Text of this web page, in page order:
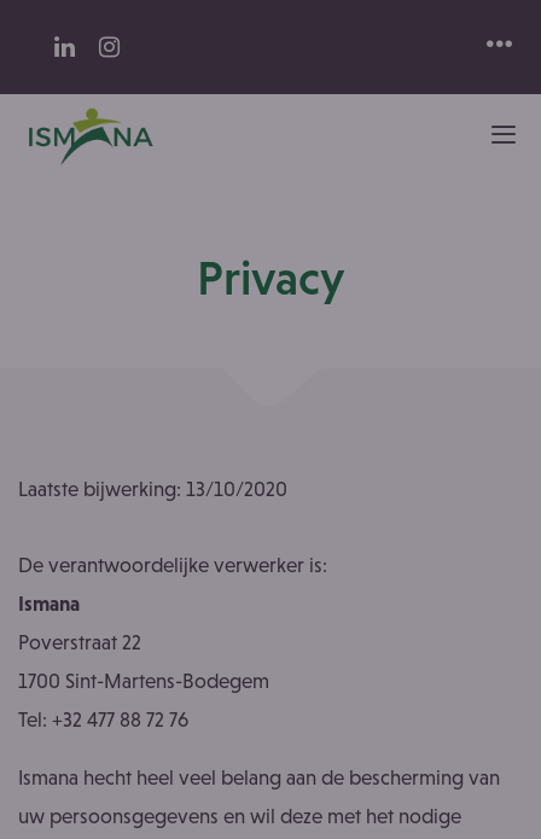
Privacy
Laatste bijwerking: 13/10/2020
De verantwoordelijke verwerker is:
Ismana
Poverstraat 22
1700 Sint-Martens-Bodegem
Tel: +32 477 88 72 76
Ismana hecht heel veel belang aan de bescherming van
uw persoonsgegevens en wil deze met het nodige